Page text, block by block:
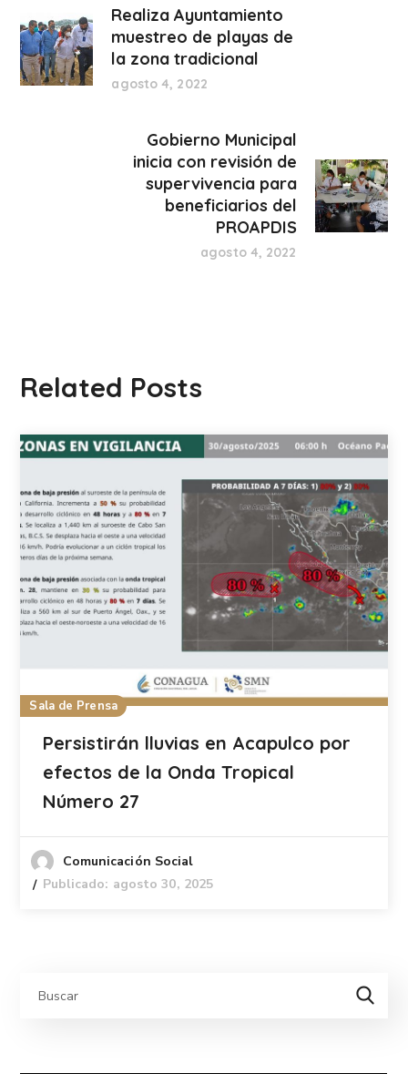
Realiza Ayuntamiento
muestreo de playas de
la zona tradicional
agosto 4, 2022
Gobierno Municipal
inicia con revisión de
supervivencia para
beneficiarios del
PROAPDIS
agosto 4, 2022
Related Posts
Sala de Prensa
Persistirán lluvias en Acapulco por
efectos de la Onda Tropical
Número 27
Comunicación Social
Publicado: agosto 30, 2025